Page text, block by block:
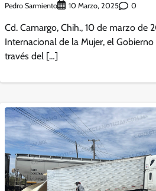
Pedro Sarmiento 10 Marzo, 2025 0
Cd. Camargo, Chih., 10 de marzo de
Internacional de la Mujer, el
través del […]